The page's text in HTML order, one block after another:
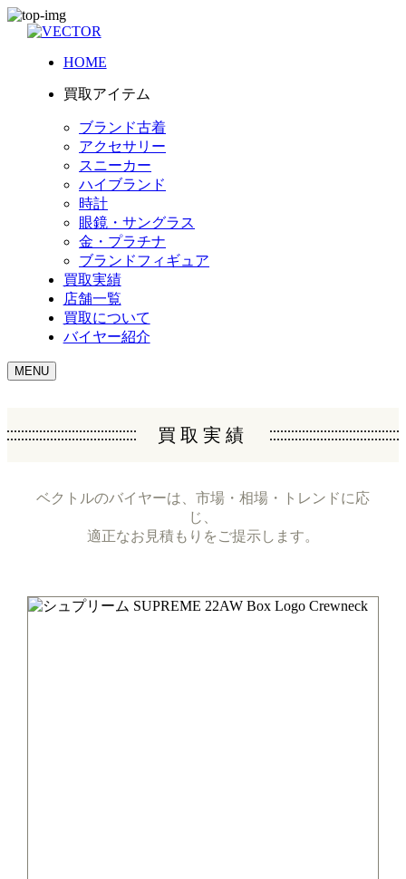
HOME
買取アイテム
ブランド古着
アクセサリー
スニーカー
ハイブランド
時計
眼鏡・サングラス
金・プラチナ
ブランドフィギュア
買取実績
店舗一覧
買取について
バイヤー紹介
MENU
買取実績
ベクトルのバイヤーは、市場・相場・トレンドに応
じ、
適正なお見積もりをご提示します。